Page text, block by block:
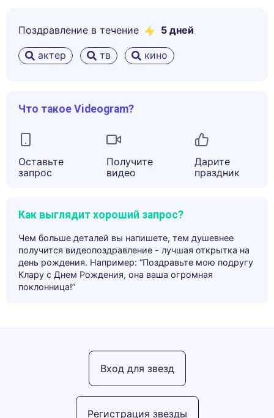
Поздравление в течение 5 дней
актер тв кино
Что такое Videogram?
Оставьте
запрос
Получите
видео
Дарите
праздник
Как выглядит хороший запрос?
Чем больше деталей вы напишете, тем душевнее
получится видеопоздравление - лучшая открытка на
день рождения. Например: “Поздравьте мою подругу
Клару с Днем Рождения, она ваша огромная
поклонница!”
Регистрация звезды
Вход для звезд